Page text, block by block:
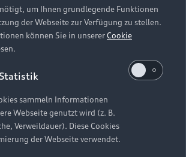
Center
Hinweisgebersystem
Cookie-Einstellungen
Barrierefreiheit
Darstellung und Anordnung der
bei allen Abbildungen auf dieser
um Ihnen grundlegende Funktionen
der Webseite zur Verfügung zu stellen.
können Sie in unsererCookie
sammeln Informationen
Webseite genutzt wird (z. B.
Verweildauer). Diese Cookies
der Webseite verwendet.